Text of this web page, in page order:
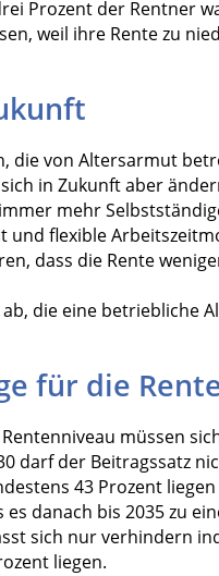
Prozent der Rentner
weil ihre Rente zu
die von Altersarmut
in Zukunft aber
mehr
und flexible
dass die Rente
die eine betriebliche
für die
müssen
darf der Beitragssatz
43 Prozent
danach bis 2035 zu
sich nur verhindern
liegen.